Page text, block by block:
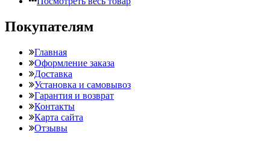
Покупателям
Главная
Оформление заказа
Доставка
Установка и самовывоз
Гарантия и возврат
Контакты
Карта сайта
Отзывы